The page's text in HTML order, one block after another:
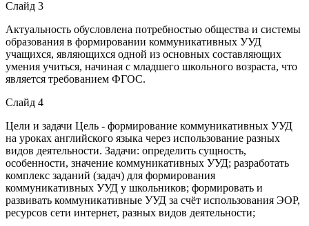
Слайд 3
Актуальность обусловлена потребностью общества и системы
образования в формировании коммуникативных УУД
учащихся, являющихся одной из основных составляющих
умения учиться, начиная с младшего школьного возраста, что
является требованием ФГОС.
Слайд 4
Цели и задачи Цель - формирование коммуникативных УУД
на уроках английского языка через использование разных
видов деятельности. Задачи: определить сущность,
особенности, значение коммуникативных УУД; разработать
комплекс заданий (задач) для формирования
коммуникативных УУД у школьников; формировать и
развивать коммуникативные УУД за счёт использования ЭОР,
ресурсов сети интернет, разных видов деятельности;